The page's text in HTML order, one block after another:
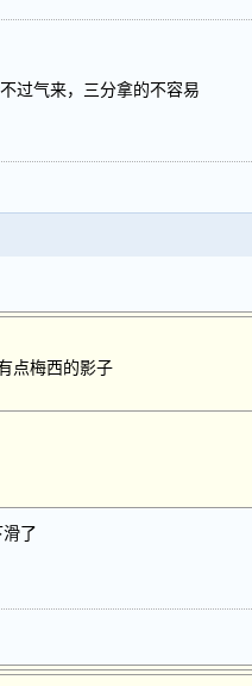
过气来，三分拿的不容易
点梅西的影子
了